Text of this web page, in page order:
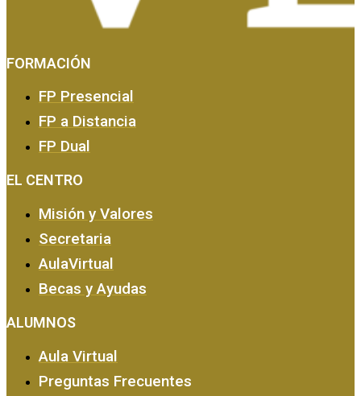
FORMACIÓN
FP Presencial
FP a Distancia
FP Dual
EL CENTRO
Misión y Valores
Secretaria
AulaVirtual
Becas y Ayudas
ALUMNOS
Aula Virtual
Preguntas Frecuentes